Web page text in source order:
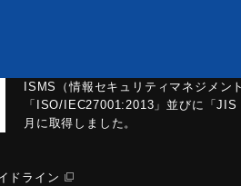
ISMS（情報セキュリティマネジメン
「ISO/IEC27001:2013」並びに「
月に取得しました。
ドライン